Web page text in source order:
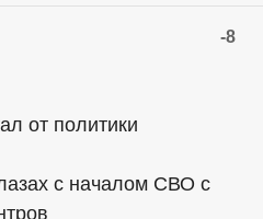
-8
от политики
с началом СВО с